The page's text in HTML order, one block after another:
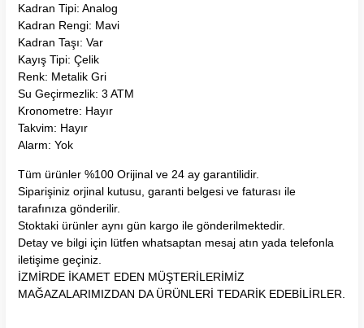
Kadran Tipi: Analog
Kadran Rengi: Mavi
Kadran Taşı: Var
Kayış Tipi: Çelik
Renk: Metalik Gri
Su Geçirmezlik: 3 ATM
Kronometre: Hayır
Takvim: Hayır
Alarm: Yok
Tüm ürünler %100 Orijinal ve 24 ay garantilidir.
Siparişiniz orjinal kutusu, garanti belgesi ve faturası ile
tarafınıza gönderilir.
Stoktaki ürünler aynı gün kargo ile gönderilmektedir.
Detay ve bilgi için lütfen whatsaptan mesaj atın yada telefonla
iletişime geçiniz.
İZMİRDE İKAMET EDEN MÜŞTERİLERİMİZ
MAĞAZALARIMIZDAN DA ÜRÜNLERİ TEDARİK EDEBİLİRLER.